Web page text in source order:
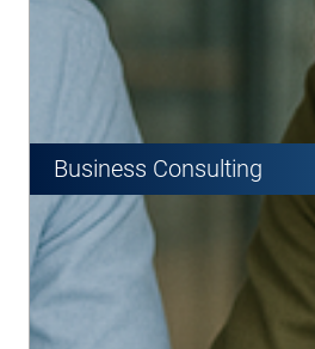
Business Consulting